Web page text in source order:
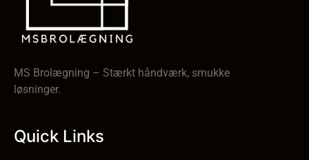
MS Brolægning – Stærkt håndværk, smukke
løsninger.
Quick Links